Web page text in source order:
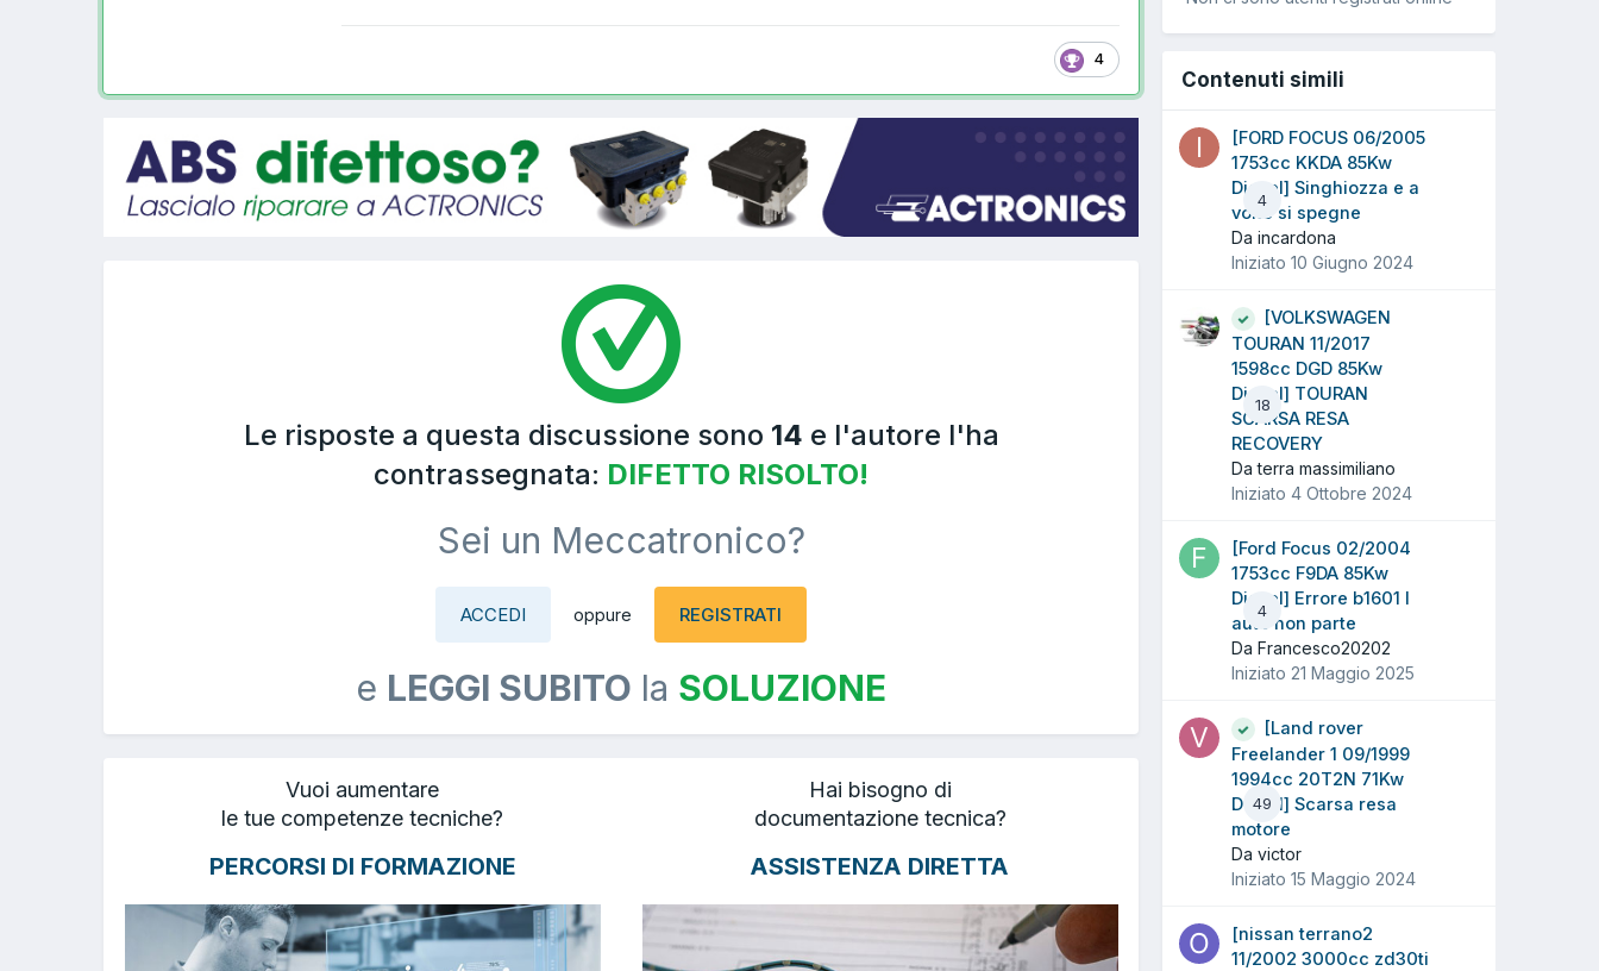
4
Le risposte a questa discussione sono 14 e l'autore l'ha
contrassegnata: DIFETTO RISOLTO!
Sei un Meccatronico?
ACCEDI oppure REGISTRATI
e LEGGI SUBITO la SOLUZIONE
Vuoi aumentare
le tue competenze tecniche?
PERCORSI DI FORMAZIONE
Hai bisogno di
documentazione tecnica?
ASSISTENZA DIRETTA
Contenuti simili
4
[FORD FOCUS 06/2005
1753cc KKDA 85Kw
Diesel] Singhiozza e a
volte si spegne
Da incardona
Iniziato 10 Giugno 2024
18
[VOLKSWAGEN
TOURAN 11/2017
1598cc DGD 85Kw
Diesel] TOURAN
SCARSA RESA
RECOVERY
Da terra massimiliano
Iniziato 4 Ottobre 2024
4
[Ford Focus 02/2004
1753cc F9DA 85Kw
Diesel] Errore b1601 l
auto non parte
Da Francesco20202
Iniziato 21 Maggio 2025
49
[Land rover
Freelander 1 09/1999
1994cc 20T2N 71Kw
Diesel] Scarsa resa
motore
Da victor
Iniziato 15 Maggio 2024
[nissan terrano2
11/2002 3000cc zd30ti